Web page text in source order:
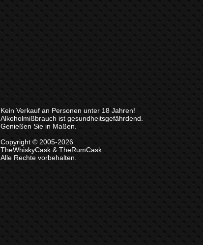
Kein Verkauf an Personen unter 18 Jahren!
Alkoholmißbrauch ist gesundheitsgefährdend.
Genießen Sie in Maßen.
Copyright © 2005-2026
TheWhiskyCask & TheRumCask
Alle Rechte vorbehalten.